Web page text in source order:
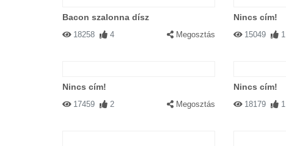
Bacon szalonna dísz
18258 4 Megosztás
Nincs cím!
15049 1
Nincs cím!
17459 2 Megosztás
Nincs cím!
18179 1